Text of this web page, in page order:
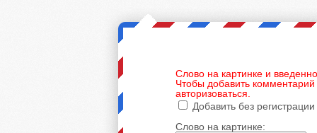
Слово на картинке и
Чтобы добавить комментарий
авторизоваться.
Добавить без регистрации
Слово на картинке: